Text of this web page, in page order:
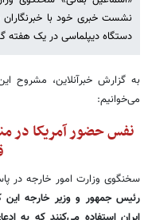
نشست خبری خود با
دستگاه دیپلماسی در یک هفته
به گزارش خبرآنلاین، مشروح
می‌خوانیم:
نفس حضور آمریکا در
سخنگوی وزارت امور خارجه در
رئیس جمهور و وزیر خارجه این